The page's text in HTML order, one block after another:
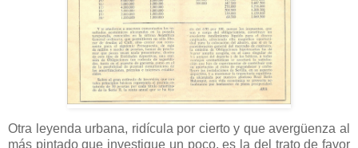
Otra leyenda urbana, ridícula por cierto y que avergüenza al
más pintado que investigue un poco, es la del trato de favor